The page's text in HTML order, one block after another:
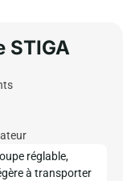
STIGA
réglable,
à transporter